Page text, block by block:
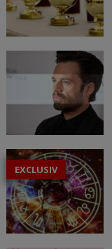
EXCLUSIV